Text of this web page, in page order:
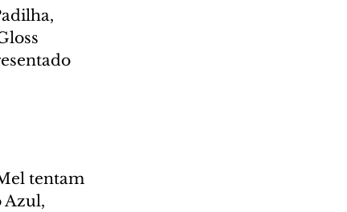
tentam
Azul,